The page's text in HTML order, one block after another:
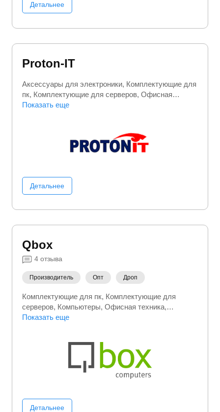
Детальнее
Proton-IT
Аксессуары для электроники Комплектующие для
пк Комплектующие для серверов Офисная
техника Сетевое оборудование
Показать еще
Детальнее
Qbox
4 отзыва
Производитель Опт Дроп
Комплектующие для пк Комплектующие для
серверов Компьютеры Офисная техника
Серверы Электроника
Показать еще
Детальнее